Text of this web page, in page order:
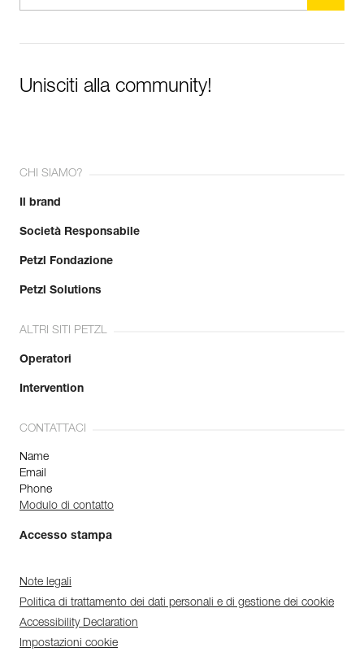
Unisciti alla community!
CHI SIAMO?
Il brand
Società Responsabile
Petzl Fondazione
Petzl Solutions
ALTRI SITI PETZL
Operatori
Intervention
CONTATTACI
Name
Email
Phone
Modulo di contatto
Accesso stampa
Note legali
Politica di trattamento dei dati personali e di gestione dei cookie
Accessibility Declaration
Impostazioni cookie